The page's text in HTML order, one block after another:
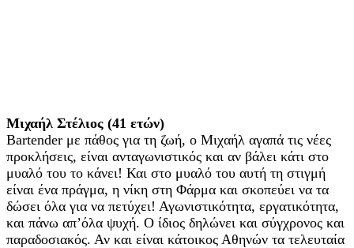
Μιχαήλ Στέλιος (41 ετών)
Bartender με πάθος για τη ζωή, ο Μιχαήλ αγαπά τις νέες
προκλήσεις, είναι ανταγωνιστικός και αν βάλει κάτι στο
μυαλό του το κάνει! Και στο μυαλό του αυτή τη στιγμή
είναι ένα πράγμα, η νίκη στη Φάρμα και σκοπεύει να τα
δώσει όλα για να πετύχει! Αγωνιστικότητα, εργατικότητα,
και πάνω απ’όλα ψυχή. Ο ίδιος δηλώνει και σύγχρονος και
παραδοσιακός. Αν και είναι κάτοικος Αθηνών τα τελευταία